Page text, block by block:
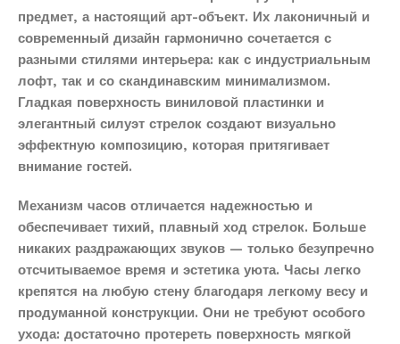
предмет, а настоящий арт-объект. Их лаконичный и
современный дизайн гармонично сочетается с
разными стилями интерьера: как с индустриальным
лофт, так и со скандинавским минимализмом.
Гладкая поверхность виниловой пластинки и
элегантный силуэт стрелок создают визуально
эффектную композицию, которая притягивает
внимание гостей.
Механизм часов отличается надежностью и
обеспечивает тихий, плавный ход стрелок. Больше
никаких раздражающих звуков — только безупречно
отсчитываемое время и эстетика уюта. Часы легко
крепятся на любую стену благодаря легкому весу и
продуманной конструкции. Они не требуют особого
ухода: достаточно протереть поверхность мягкой